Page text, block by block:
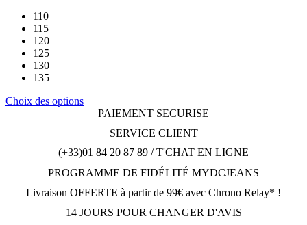
110
115
120
125
130
135
Choix des optionsCe
produit
plusieurs
variations.
options
peuvent
être
choisies
PAIEMENT SECURISE
SERVICE CLIENT
(+33)01 84 20 87 89 / T'CHAT EN LIGNE
PROGRAMME DE FIDÉLITÉ MYDCJEANS
Livraison OFFERTE à partir de 99€ avec Chrono Relay* !
14 JOURS POUR CHANGER D'AVIS